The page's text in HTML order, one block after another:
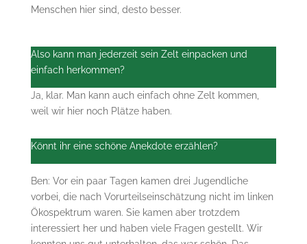
Menschen hier sind, desto besser.
Also kann man jederzeit sein Zelt einpacken und
einfach herkommen?
Ja, klar. Man kann auch einfach ohne Zelt kommen,
weil wir hier noch Plätze haben.
Könnt ihr eine schöne Anekdote erzählen?
Ben: Vor ein paar Tagen kamen drei Jugendliche
vorbei, die nach Vorurteilseinschätzung nicht im linken
Ökospektrum waren. Sie kamen aber trotzdem
interessiert her und haben viele Fragen gestellt. Wir